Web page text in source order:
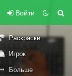
Войти
Раскраски
Игрок
Больше